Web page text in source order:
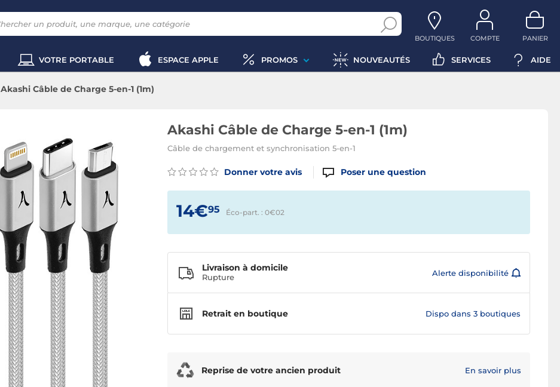
BOUTIQUES COMPTE PANIER
VOTRE PORTABLE ESPACE APPLE PROMOS NOUVEAUTÉS SERVICES AIDE
Akashi Câble de Charge 5-en-1 (1m)
Akashi Câble de Charge 5-en-1 (1m)
Câble de chargement et synchronisation 5-en-1
Donner votre avis Poser une question
14€95 Éco-part. : 0€02
Livraison à domicile
Rupture Alerte disponibilité
Retrait en boutique Dispo dans 3 boutiques
Reprise de votre ancien produit En savoir plus